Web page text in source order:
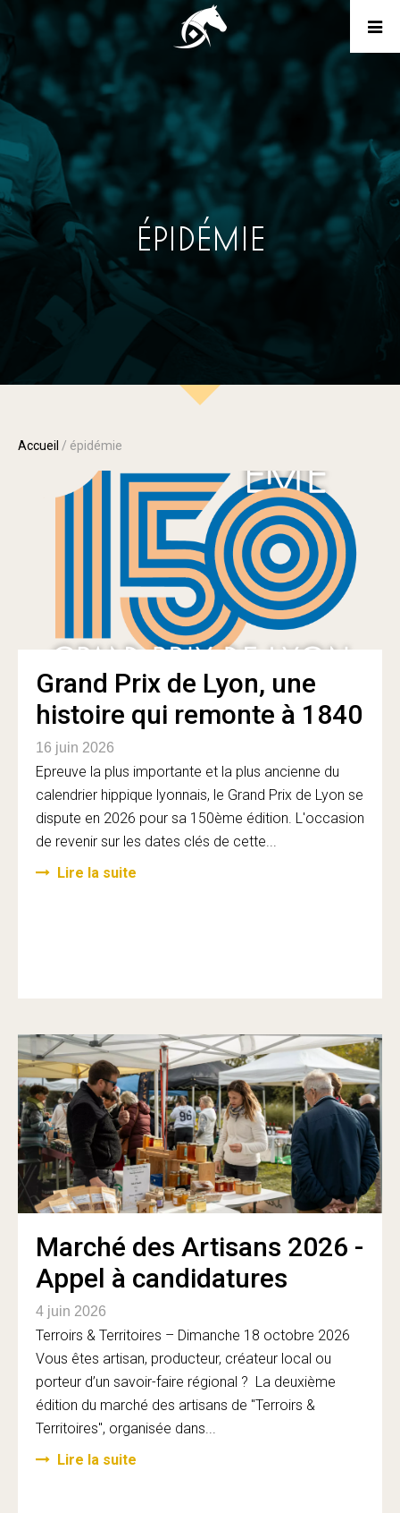
ÉPIDÉMIE
Accueil / épidémie
Grand Prix de Lyon, une
histoire qui remonte à 1840
16 juin 2026
Epreuve la plus importante et la plus ancienne du
calendrier hippique lyonnais, le Grand Prix de Lyon se
dispute en 2026 pour sa 150ème édition. L'occasion
de revenir sur les dates clés de cette...
Lire la suite
Marché des Artisans 2026 -
Appel à candidatures
4 juin 2026
Terroirs & Territoires – Dimanche 18 octobre 2026
Vous êtes artisan, producteur, créateur local ou
porteur d’un savoir-faire régional ? La deuxième
édition du marché des artisans de "Terroirs &
Territoires", organisée dans...
Lire la suite